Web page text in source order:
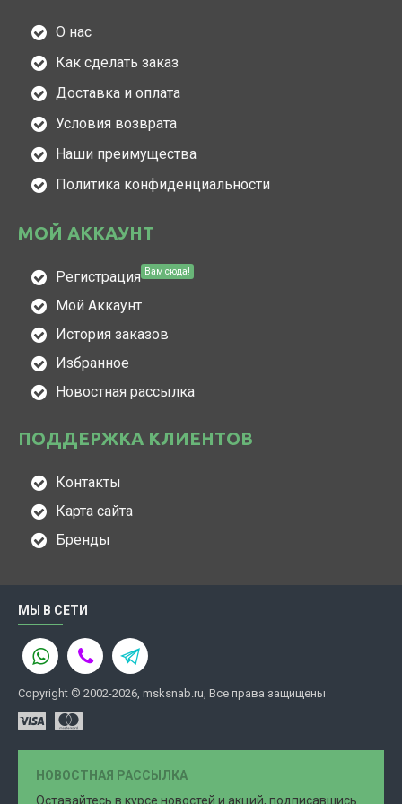
О нас
Как сделать заказ
Доставка и оплата
Условия возврата
Наши преимущества
Политика конфиденциальности
МОЙ АККАУНТ
Регистрация Вам сюда!
Мой Аккаунт
История заказов
Избранное
Новостная рассылка
ПОДДЕРЖКА КЛИЕНТОВ
Контакты
Карта сайта
Бренды
МЫ В СЕТИ
Copyright © 2002-2026, msksnab.ru, Все права защищены
НОВОСТНАЯ РАССЫЛКА
Оставайтесь в курсе новостей и акций, подписавшись